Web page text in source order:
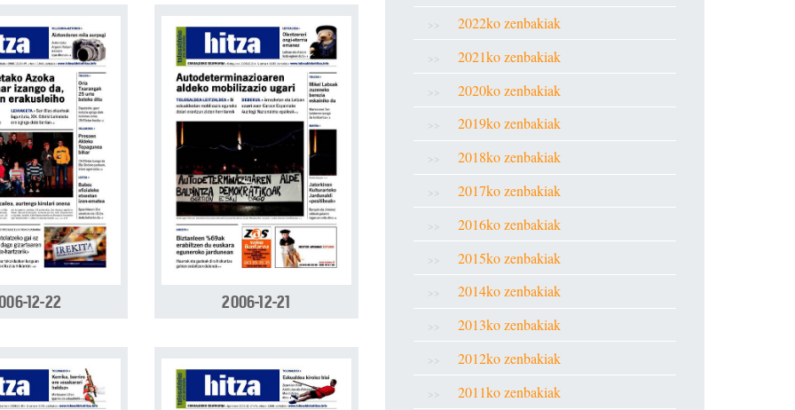
12-22 2006-12-21
2022ko zenbakiak
2021ko zenbakiak
2020ko zenbakiak
2019ko zenbakiak
2018ko zenbakiak
2017ko zenbakiak
2016ko zenbakiak
2015ko zenbakiak
2014ko zenbakiak
2013ko zenbakiak
2012ko zenbakiak
2011ko zenbakiak